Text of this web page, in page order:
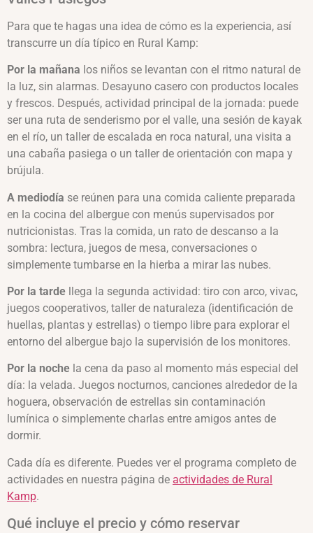
Para que te hagas una idea de cómo es la experiencia, así
transcurre un día típico en Rural Kamp:
Por la mañana los niños se levantan con el ritmo natural de
la luz, sin alarmas. Desayuno casero con productos locales
y frescos. Después, actividad principal de la jornada: puede
ser una ruta de senderismo por el valle, una sesión de kayak
en el río, un taller de escalada en roca natural, una visita a
una cabaña pasiega o un taller de orientación con mapa y
brújula.
A mediodía se reúnen para una comida caliente preparada
en la cocina del albergue con menús supervisados por
nutricionistas. Tras la comida, un rato de descanso a la
sombra: lectura, juegos de mesa, conversaciones o
simplemente tumbarse en la hierba a mirar las nubes.
Por la tarde llega la segunda actividad: tiro con arco, vivac,
juegos cooperativos, taller de naturaleza (identificación de
huellas, plantas y estrellas) o tiempo libre para explorar el
entorno del albergue bajo la supervisión de los monitores.
Por la noche la cena da paso al momento más especial del
día: la velada. Juegos nocturnos, canciones alrededor de la
hoguera, observación de estrellas sin contaminación
lumínica o simplemente charlas entre amigos antes de
dormir.
Cada día es diferente. Puedes ver el programa completo de
actividades en nuestra página de actividades de Rural
Kamp.
Qué incluye el precio y cómo reservar